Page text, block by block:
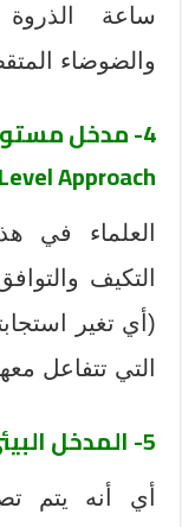
ساعة
والضوضاء
4- مدخل مستوى التكيف
Level Approach
العلماء في
التكيف
(أي تغير
التي تتفاعل
5- المدخل البيئي
أي أنه يتم